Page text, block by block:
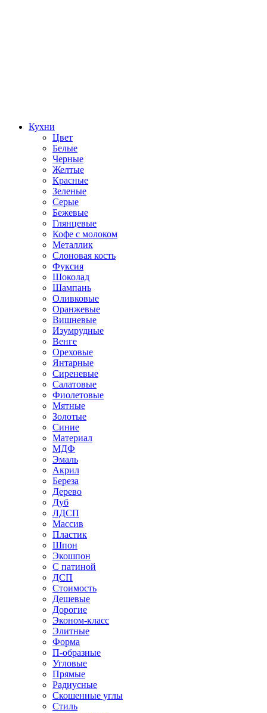
Кухни
Цвет
Белые
Черные
Желтые
Красные
Зеленые
Серые
Бежевые
Глянцевые
Кофе с молоком
Металлик
Слоновая кость
Фуксия
Шоколад
Шампань
Оливковые
Оранжевые
Вишневые
Изумрудные
Венге
Ореховые
Янтарные
Сиреневые
Салатовые
Фиолетовые
Мятные
Золотые
Синие
Материал
МДФ
Эмаль
Акрил
Береза
Дерево
Дуб
ЛДСП
Массив
Пластик
Шпон
Экошпон
С патиной
ДСП
Стоимость
Дешевые
Дорогие
Эконом-класс
Элитные
Форма
П-образные
Угловые
Прямые
Радиусные
Скошенные углы
Стиль